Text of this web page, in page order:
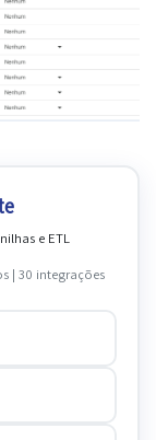
e ETL
| 30 integrações